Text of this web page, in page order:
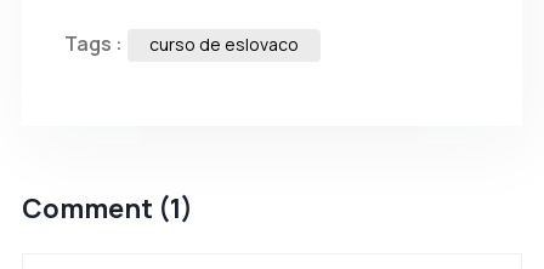
Tags : curso de eslovaco
Comment (1)